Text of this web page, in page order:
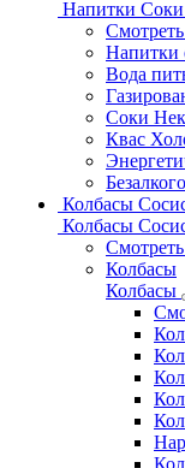
Напитки
Смотреть
Напитки
Вода
Соки
Квас
Колбасы
Колбасы
Смотреть
Колбасы
Колбасы